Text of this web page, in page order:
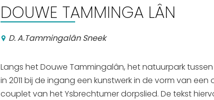
Jouw Sneek
De Friese meren
DOUWE TAMMINGA LÂN
D. A.Tammingalân Sneek
Langs het Douwe Tammingalân, het natuurpark
in 2011 bij de ingang een kunstwerk in de vorm van
couplet van het Ysbrechtumer dorpslied. De tekst